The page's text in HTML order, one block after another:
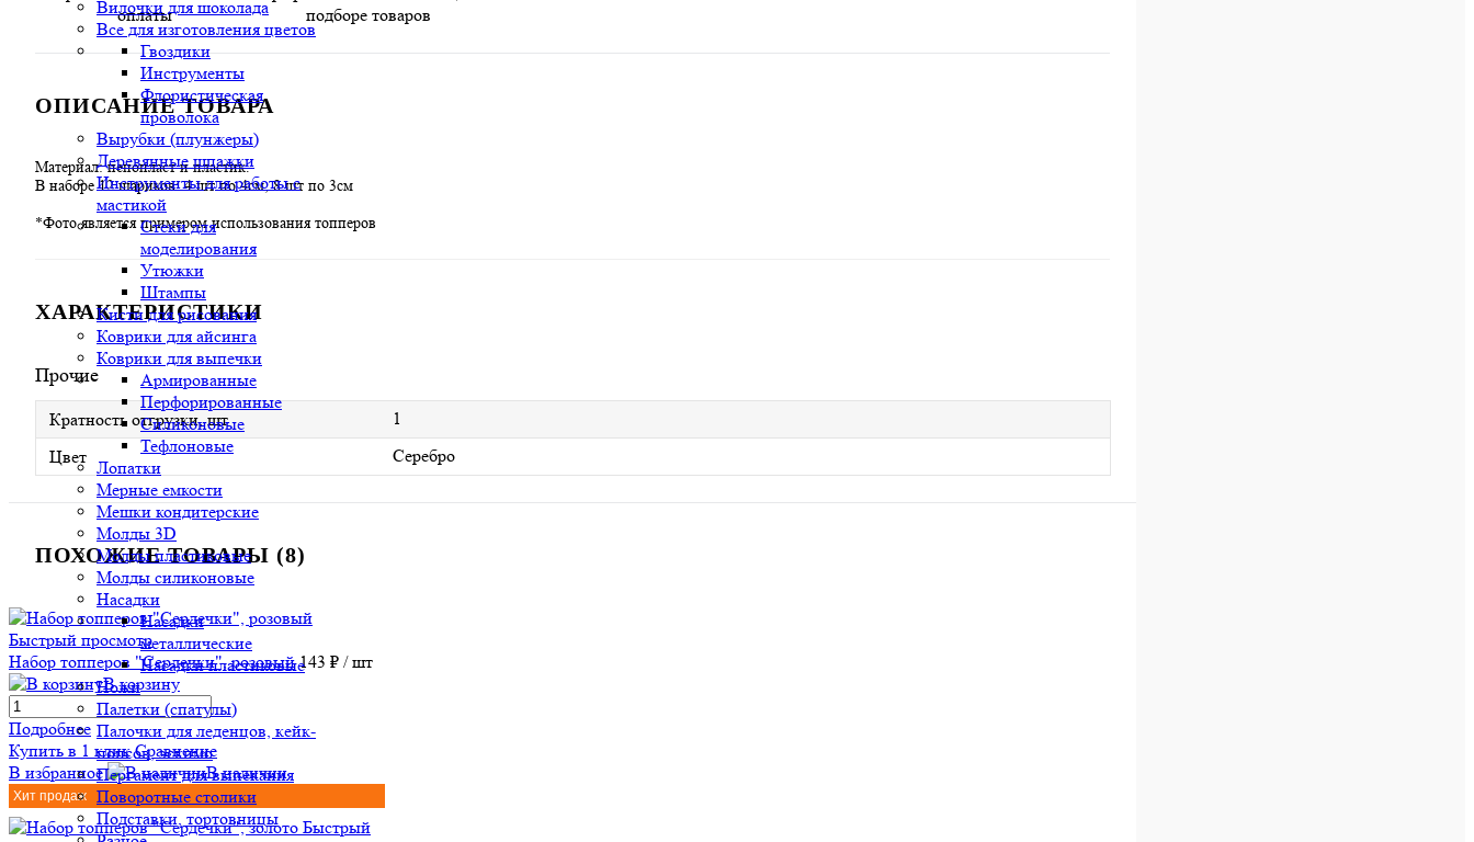
Вилочки для шоколада
Все для изготовления цветов
Гвоздики
Инструменты
Флористическая
проволока
Вырубки (плунжеры)
Деревянные шпажки
Инструменты для работы с
мастикой
Стеки для
моделирования
Утюжки
Штампы
Кисти для рисования
Коврики для айсинга
Коврики для выпечки
Армированные
Перфорированные
Силиконовые
Тефлоновые
Лопатки
Мерные емкости
Мешки кондитерские
Молды 3D
Молды пластиковые
Молды силиконовые
Насадки
Насадки
металлические
Насадки пластиковые
Ножи
Палетки (спатулы)
Палочки для леденцов, кейк-
попсов, эскимо
Пергамент для выпекания
Поворотные столики
Подставки, тортовницы
оплаты
подборе товаров
ОПИСАНИЕ ТОВАРА
Материал: пенопласт и пластик.
В наборе 12 шариков: 4 шт по 4см, 8 шт по 3см
*Фото является примером использования топперов
ХАРАКТЕРИСТИКИ
Прочие
Кратность отгрузки, шт
1
Цвет
Серебро
ПОХОЖИЕ ТОВАРЫ (8)
Быстрый просмотр
Набор топперов "Сердечки", розовый 143 ₽ / шт
В корзину
Подробнее
Купить в 1 клик Сравнение
В избранное
В наличии
Хит продаж
Быстрый